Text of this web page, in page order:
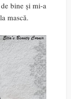
bine și mi-a
mască.